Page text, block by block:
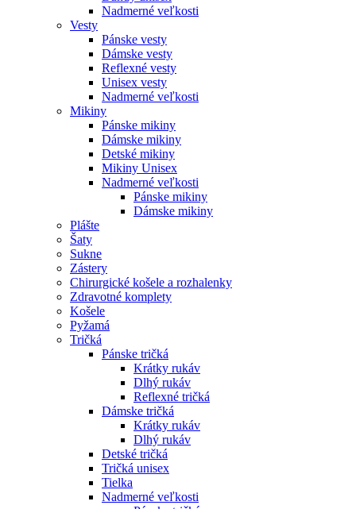
Nadmerné veľkosti
Vesty
Pánske vesty
Dámske vesty
Reflexné vesty
Unisex vesty
Nadmerné veľkosti
Mikiny
Pánske mikiny
Dámske mikiny
Detské mikiny
Mikiny Unisex
Nadmerné veľkosti
Pánske mikiny
Dámske mikiny
Plášte
Šaty
Sukne
Zástery
Chirurgické košele a rozhalenky
Zdravotné komplety
Košele
Pyžamá
Tričká
Pánske tričká
Krátky rukáv
Dlhý rukáv
Reflexné tričká
Dámske tričká
Krátky rukáv
Dlhý rukáv
Detské tričká
Tričká unisex
Tielka
Nadmerné veľkosti